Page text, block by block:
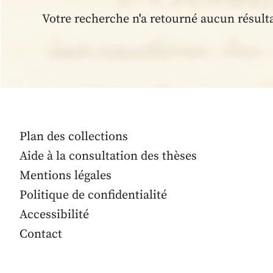
Votre recherche n'a retourné aucun
Plan des collections
Aide à la consultation des thèses
Mentions légales
Politique de confidentialité
Accessibilité
Contact